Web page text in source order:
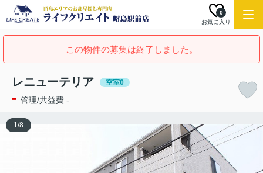
お気に入り
0
この物件の募集は終了しました。
レニューテリア 空室0
- 管理/共益費 -
1/8